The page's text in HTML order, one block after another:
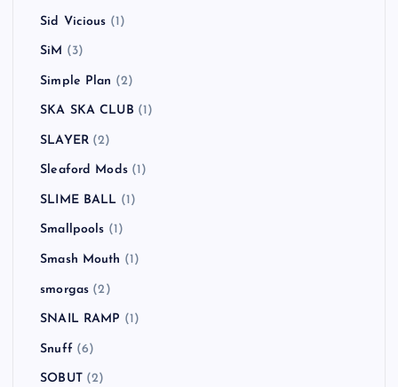
Sid Vicious (1)
SiM (3)
Simple Plan (2)
SKA SKA CLUB (1)
SLAYER(2)
Sleaford Mods(1)
SLIME BALL (1)
Smallpools (1)
Smash Mouth (1)
smorgas (2)
SNAIL RAMP (1)
Snuff (6)
SOBUT(2)